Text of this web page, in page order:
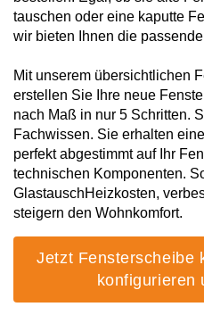
Loftfenster
Nach aussen öffnende
Niederländische Fenster
Renovationsfenster
Schiebefenster
Skandinavische Fenster
Stahlfenster
FALTSCHIEBETÜREN NACH MATERIAL
Faltschiebetüren Aluminium
Faltschiebetüren Holz
PSK
Rollläden Übersicht
Raffstoren Übersicht
Fensterläden
Insektenschutz Plissee
Fensterkopplungen
WEITERE ZUBEHÖRTEILE
Fensterverglasung
Energiesparfenster
Sicherheitsfenster
Schallschutzfenster
Dreiecksfenster
Innenfenster
Rahmenlose Eckverglasung
Sprossenfenster
tauschen oder eine kaputte
wir bieten Ihnen die
Mit unserem übersichtlichen
erstellen Sie Ihre neue
nach Maß in nur 5 Schritten.
Fachwissen. Sie erhalten
perfekt abgestimmt auf Ihr
technischen Komponenten.
GlastauschHeizkosten,
steigern den Wohnkomfort.
Jetzt Fensterscheibe
konfigurieren